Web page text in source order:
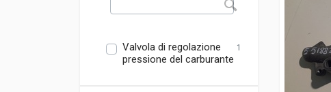
Valvola di regolazione
pressione del carburante
1